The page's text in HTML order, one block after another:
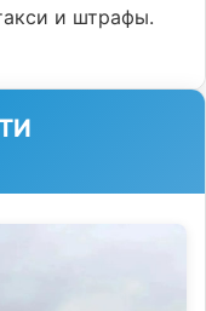
и штрафы.